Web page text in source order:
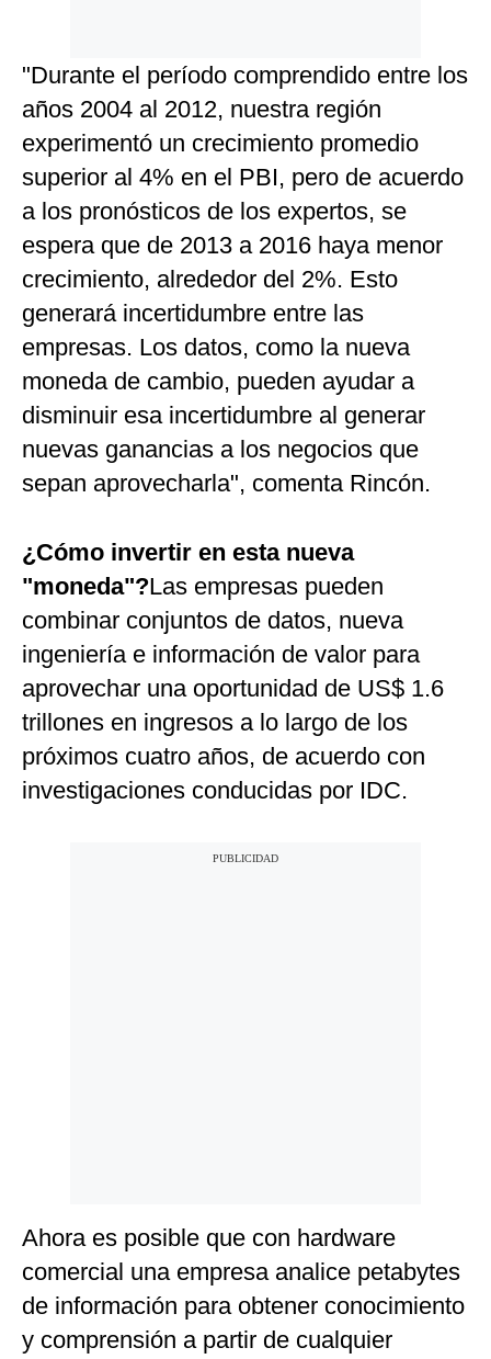
"Durante el período comprendido entre los
años 2004 al 2012, nuestra región
experimentó un crecimiento promedio
superior al 4% en el PBI, pero de acuerdo
a los pronósticos de los expertos, se
espera que de 2013 a 2016 haya menor
crecimiento, alrededor del 2%. Esto
generará incertidumbre entre las
empresas. Los datos, como la nueva
moneda de cambio, pueden ayudar a
disminuir esa incertidumbre al generar
nuevas ganancias a los negocios que
sepan aprovecharla", comenta Rincón.
¿Cómo invertir en esta nueva
"moneda"?Las empresas pueden
combinar conjuntos de datos, nueva
ingeniería e información de valor para
aprovechar una oportunidad de US$ 1.6
trillones en ingresos a lo largo de los
próximos cuatro años, de acuerdo con
investigaciones conducidas por IDC.
Ahora es posible que con hardware
comercial una empresa analice petabytes
de información para obtener conocimiento
y comprensión a partir de cualquier